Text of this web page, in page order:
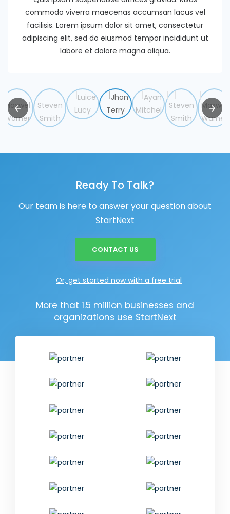
commodo viverra maecenas accumsan lacus vel
facilisis. Lorem ipsum dolor sit amet, consectetur
adipiscing elit, sed do eiusmod tempor incididunt ut
labore et dolore magna aliqua.
Ready To Talk?
Our team is here to answer your question about
StartNext
CONTACT US
Or, get started now with a free trial
More that 1.5 million businesses and
organizations use StartNext